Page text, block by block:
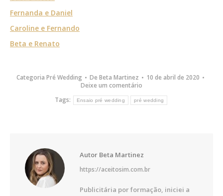
Fernanda e Daniel
Caroline e Fernando
Beta e Renato
Categoria Pré Wedding De Beta Martinez
10 de abril de 2020
Deixe um comentário
Tags:
Ensaio pré wedding pré wedding
Autor Beta Martinez
https://aceitosim.com.br
Publicitária por formação, iniciei a